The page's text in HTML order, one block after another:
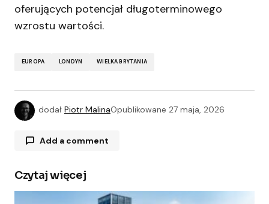
oferujących potencjał długoterminowego
wzrostu wartości.
EUROPA LONDYN WIELKA BRYTANIA
dodał Piotr MalinaOpublikowane 27 maja, 2026
Add a comment
Twój adres e-mail nie zostanie opublikowany.
Czytaj więcej